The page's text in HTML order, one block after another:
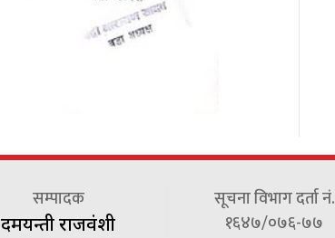
सम्पादक
दमयन्ती राजवंशी
सूचना विभाग दर्ता नं.
१६४७/०७६-७७